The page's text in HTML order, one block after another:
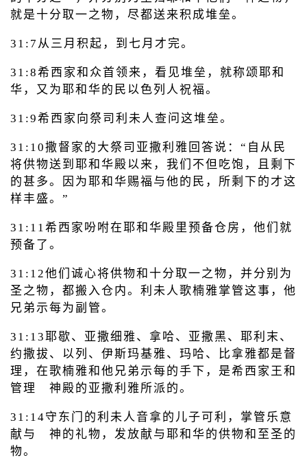
就是十分取一之物，尽都送来积成堆垒。
31:7从三月积起，到七月才完。
31:8希西家和众首领来，看见堆垒，就称颂耶和
华，又为耶和华的民以色列人祝福。
31:9希西家向祭司利未人查问这堆垒。
31:10撒督家的大祭司亚撒利雅回答说：“自从民
将供物送到耶和华殿以来，我们不但吃饱，且剩下
的甚多。因为耶和华赐福与他的民，所剩下的才这
样丰盛。”
31:11希西家吩咐在耶和华殿里预备仓房，他们就
预备了。
31:12他们诚心将供物和十分取一之物，并分别为
圣之物，都搬入仓内。利未人歌楠雅掌管这事，他
兄弟示每为副管。
31:13耶歇、亚撒细雅、拿哈、亚撒黑、耶利末、
约撒拔、以列、伊斯玛基雅、玛哈、比拿雅都是督
理，在歌楠雅和他兄弟示每的手下，是希西家王和
管理 神殿的亚撒利雅所派的。
31:14守东门的利未人音拿的儿子可利，掌管乐意
献与 神的礼物，发放献与耶和华的供物和至圣的
物。